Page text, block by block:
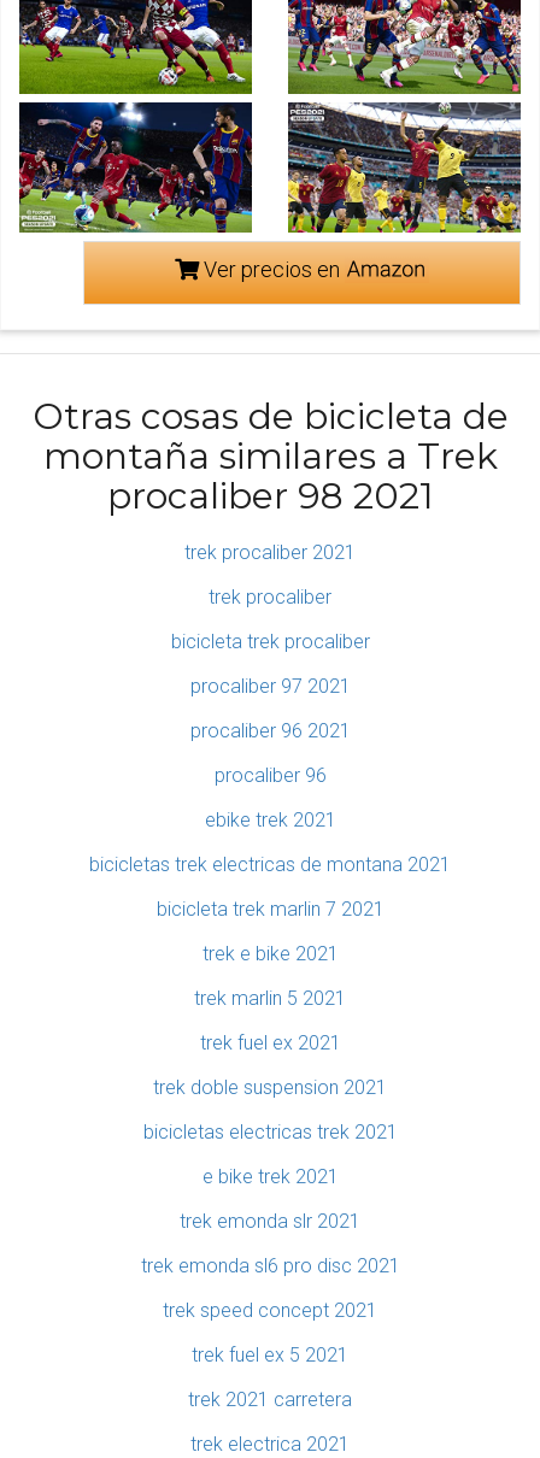
Ver precios en
Otras cosas de bicicleta de
montaña similares a Trek
procaliber 98 2021
trek procaliber 2021
trek procaliber
bicicleta trek procaliber
procaliber 97 2021
procaliber 96 2021
procaliber 96
ebike trek 2021
bicicletas trek electricas de montana 2021
bicicleta trek marlin 7 2021
trek e bike 2021
trek marlin 5 2021
trek fuel ex 2021
trek doble suspension 2021
bicicletas electricas trek 2021
e bike trek 2021
trek emonda slr 2021
trek emonda sl6 pro disc 2021
trek speed concept 2021
trek fuel ex 5 2021
trek 2021 carretera
trek electrica 2021